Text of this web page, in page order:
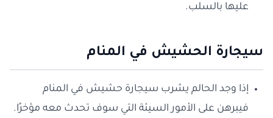
عليها بالسلب.
سيجارة الحشيش في المنام
إذا وجد الحالم يشرب سيجارة حشيش في المنام
فيبرهن على الأمور السيئة التي سوف تحدث معه مؤخرًا.